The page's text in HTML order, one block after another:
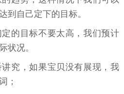
到自己定下的目标。
的目标不要太高，我们预计
状况。
究，如果宝贝没有展现，我
；